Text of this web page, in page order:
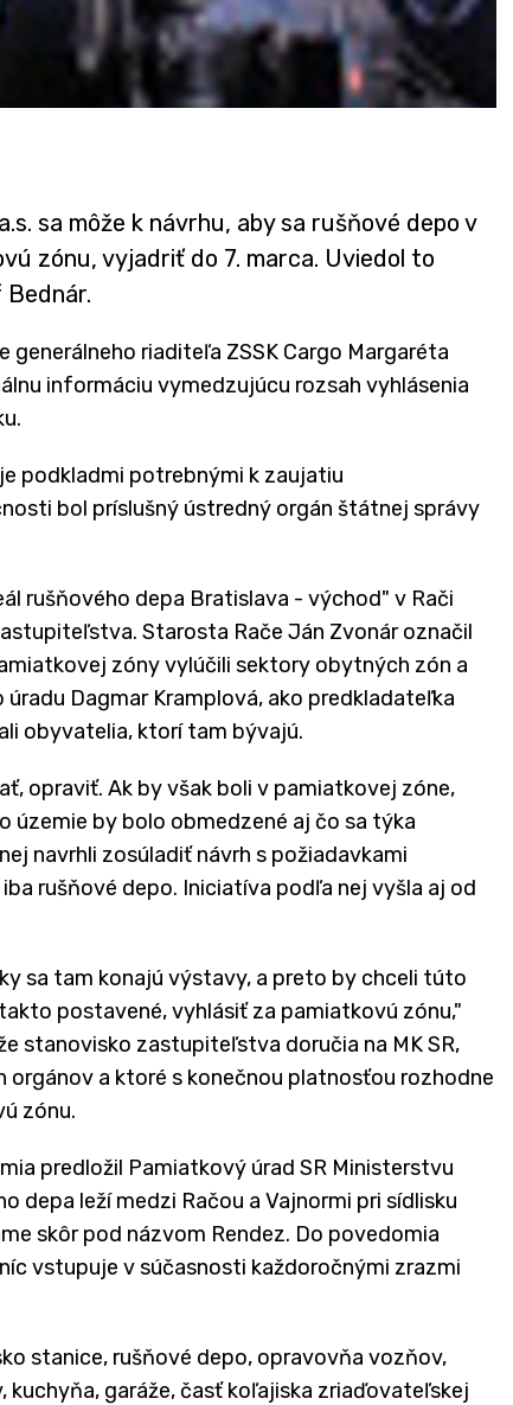
sa môže k návrhu, aby sa rušňové depo v
zónu, vyjadriť do 7. marca. Uviedol to
riaditeľa ZSSK Cargo Margaréta
informáciu vymedzujúcu rozsah vyhlásenia
podkladmi potrebnými k zaujatiu
bol príslušný ústredný orgán štátnej správy
rušňového depa Bratislava - východ" v Rači
Starosta Rače Ján Zvonár označil
zóny vylúčili sektory obytných zón a
Dagmar Kramplová, ako predkladateľka
obyvatelia, ktorí tam bývajú.
opraviť. Ak by však boli v pamiatkovej zóne,
územie by bolo obmedzené aj čo sa týka
navrhli zosúladiť návrh s požiadavkami
rušňové depo. Iniciatíva podľa nej vyšla aj od
sa tam konajú výstavy, a preto by chceli túto
postavené, vyhlásiť za pamiatkovú zónu,"
stanovisko zastupiteľstva doručia na MK SR,
a ktoré s konečnou platnosťou rozhodne
zónu.
predložil Pamiatkový úrad SR Ministerstvu
depa leží medzi Račou a Vajnormi pri sídlisku
skôr pod názvom Rendez. Do povedomia
vstupuje v súčasnosti každoročnými zrazmi
stanice, rušňové depo, opravovňa vozňov,
garáže, časť koľajiska zriaďovateľskej